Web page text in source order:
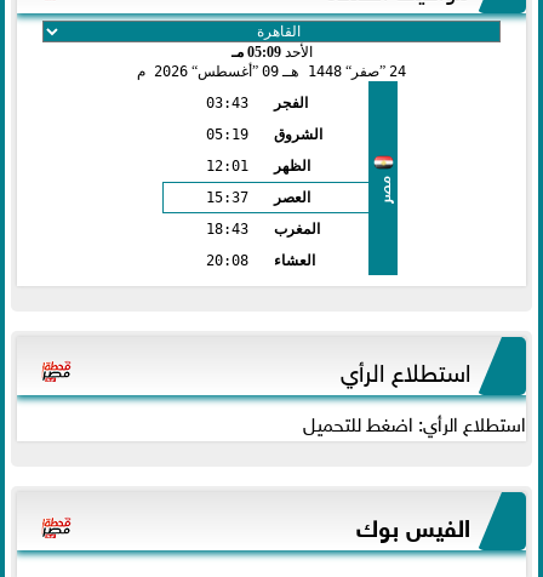
الأحد05:09 مـ
24
صفر 1448 هـ 09 أغسطس 2026 م
مصر
الفجر
03:43
الشروق
05:19
الظهر
12:01
العصر
15:37
المغرب
18:43
العشاء
20:08
استطلاع الرأي
استطلاع الرأي: اضغط للتحميل
الفيس بوك